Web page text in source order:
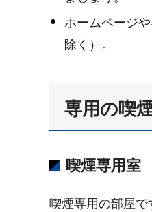
ホームページ
除く）。
専用の喫
喫煙専用室
喫煙専用の部屋で